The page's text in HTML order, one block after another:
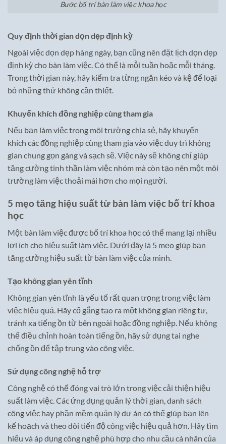
Bước bố trí bàn làm việc khoa học
Quy định thời gian dọn dẹp định kỳ
Ngoài việc dọn dẹp hàng ngày, bạn cũng nên đặt lịch dọn dẹp
định kỳ cho bàn làm việc. Có thể là mỗi tuần hoặc mỗi tháng.
Trong thời gian này, hãy kiểm tra từng ngăn kéo và kệ để loại
bỏ những thứ không cần thiết.
Khuyến khích đồng nghiệp cùng tham gia
Nếu bạn làm việc trong môi trường chia sẻ, hãy khuyến
khích các đồng nghiệp cùng tham gia vào việc duy trì không
gian chung gọn gàng và sạch sẽ. Việc này sẽ không chỉ giúp
tăng cường tinh thần làm việc nhóm mà còn tạo nên một môi
trường làm việc thoải mái hơn cho mọi người.
5 mẹo tăng hiệu suất từ bàn làm việc bố trí khoa
học
Một bàn làm việc được bố trí khoa học có thể mang lại nhiều
lợi ích cho hiệu suất làm việc. Dưới đây là 5 mẹo giúp bạn
tăng cường hiệu suất từ bàn làm việc của mình.
Tạo không gian yên tĩnh
Không gian yên tĩnh là yếu tố rất quan trọng trong việc làm
việc hiệu quả. Hãy cố gắng tạo ra một không gian riêng tư,
tránh xa tiếng ồn từ bên ngoài hoặc đồng nghiệp. Nếu không
thể điều chỉnh hoàn toàn tiếng ồn, hãy sử dụng tai nghe
chống ồn để tập trung vào công việc.
Sử dụng công nghệ hỗ trợ
Công nghệ có thể đóng vai trò lớn trong việc cải thiện hiệu
suất làm việc. Các ứng dụng quản lý thời gian, danh sách
công việc hay phần mềm quản lý dự án có thể giúp bạn lên
kế hoạch và theo dõi tiến độ công việc hiệu quả hơn. Hãy tìm
hiểu và áp dụng công nghệ phù hợp cho nhu cầu cá nhân của